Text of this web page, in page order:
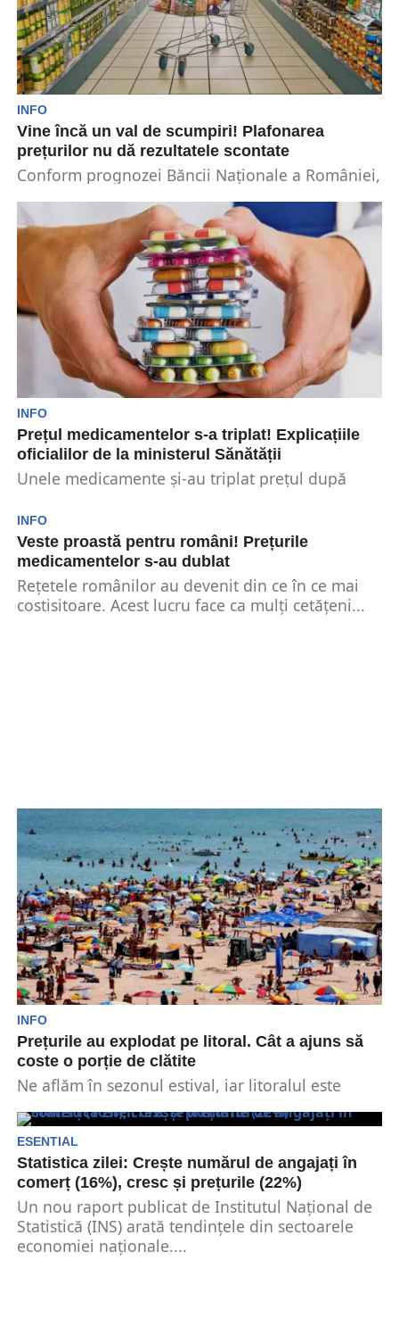
INFO
Vine încă un val de scumpiri! Plafonarea
prețurilor nu dă rezultatele scontate
Conform prognozei Băncii Naționale a României,
de...
INFO
Prețul medicamentelor s-a triplat! Explicațiile
oficialilor de la ministerul Sănătății
Unele medicamente și-au triplat prețul după
rețetele au ajuns să...
INFO
Veste proastă pentru români! Prețurile
medicamentelor s-au dublat
Rețetele românilor au devenit din ce în ce mai
costisitoare. Acest lucru face ca mulți cetățeni...
INFO
Prețurile au explodat pe litoral. Cât a ajuns să
coste o porție de clătite
Ne aflăm în sezonul estival, iar litoralul este
malul...
ESENTIAL
Statistica zilei: Crește numărul de angajați în
comerț (16%), cresc și prețurile (22%)
Un nou raport publicat de Institutul Național de
Statistică (INS) arată tendințele din sectoarele
economiei naționale....